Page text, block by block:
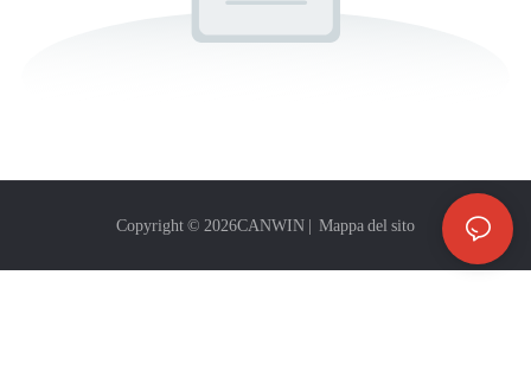
Copyright © 2026CANWIN | Mappa del sito